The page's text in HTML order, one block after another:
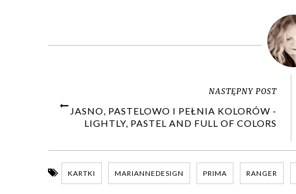
NASTĘPNY POST
JASNO, PASTELOWO I PEŁNIA KOLORÓW -
LIGHTLY, PASTEL AND FULL OF COLORS
KARTKI MARIANNEDESIGN PRIMA RANGER